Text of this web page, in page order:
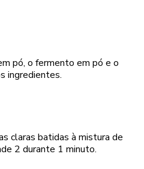
pó, o fermento em pó e o
ingredientes.
claras batidas à mistura de
2 durante 1 minuto.